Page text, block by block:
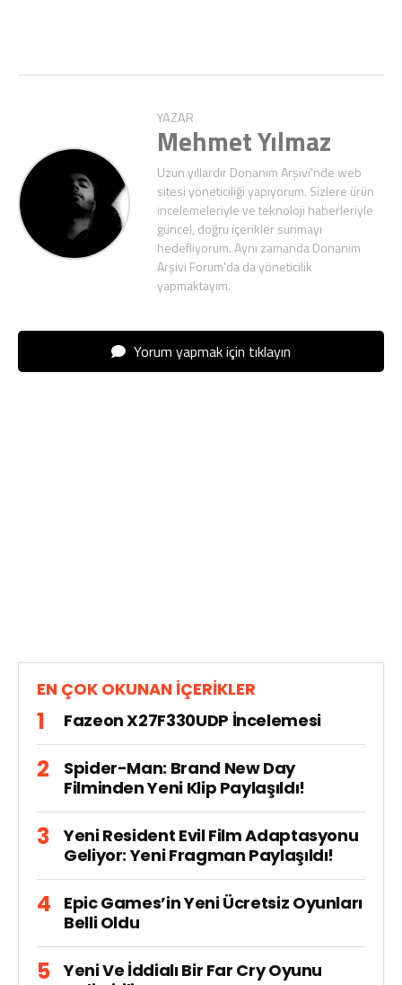
YAZAR
Mehmet Yılmaz
Uzun yıllardır Donanım Arşivi'nde web
sitesi yöneticiliği yapıyorum. Sizlere ürün
incelemeleriyle ve teknoloji haberleriyle
güncel, doğru içerikler sunmayı
hedefliyorum. Aynı zamanda Donanım
Arşivi Forum'da da yöneticilik
yapmaktayım.
Yorum yapmak için tıklayın
EN ÇOK OKUNAN İÇERİKLER
Fazeon X27F330UDP İncelemesi
Spider-Man: Brand New Day
Filminden Yeni Klip Paylaşıldı!
Yeni Resident Evil Film Adaptasyonu
Geliyor: Yeni Fragman Paylaşıldı!
Epic Games’in Yeni Ücretsiz Oyunları
Belli Oldu
Yeni Ve İddialı Bir Far Cry Oyunu